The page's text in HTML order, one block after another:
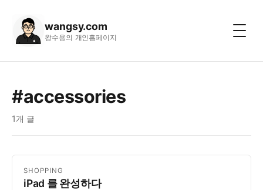
wangsy.com
왕수용의 개인홈페이지
#accessories
1개 글
SHOPPING
iPad 를 완성하다